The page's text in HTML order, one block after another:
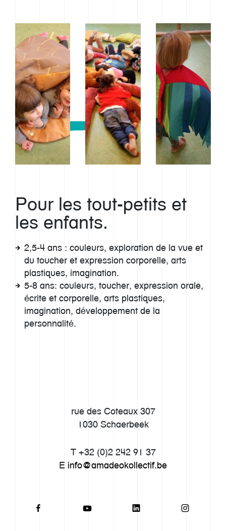
Equipe
Contact
Pour les tout-petits et
les enfants.
2,5-4 ans : couleurs, exploration de la vue et
du toucher et expression corporelle, arts
plastiques, imagination.
5-8 ans: couleurs, toucher, expression orale,
écrite et corporelle, arts plastiques,
imagination, développement de la
personnalité.
rue des Coteaux 307
1030 Schaerbeek
T +32 (0)2 242 91 37
E info@amadeokollectif.be